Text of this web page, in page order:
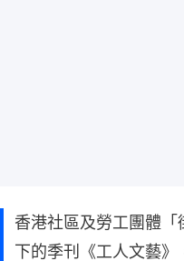
香港社區及勞工團體
下的季刊《工人文藝